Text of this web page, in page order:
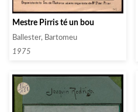
Mestre Pirris té un bou
Ballester, Bartomeu
1975